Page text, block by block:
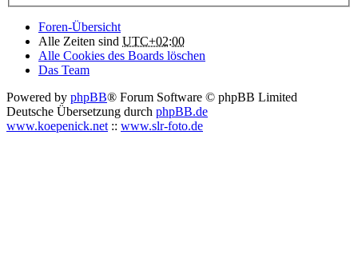
Foren-Übersicht
Alle Zeiten sind UTC+02:00
Alle Cookies des Boards löschen
Das Team
Powered by phpBB® Forum Software © phpBB Limited
Deutsche Übersetzung durch phpBB.de
www.koepenick.net :: www.slr-foto.de